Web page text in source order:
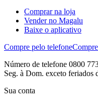
Comprar na loja
Vender no Magalu
Baixe o aplicativo
Compre pelo telefone
Número de telefone 0800
Seg. à Dom. exceto feriados
Sua conta